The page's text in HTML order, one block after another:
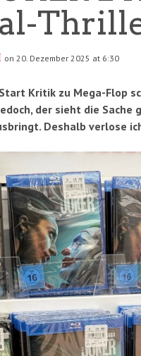
on 20. Dezember 2025 at 6:30
Start Kritik zu Mega-Flop
der sieht die
Deshalb verlose